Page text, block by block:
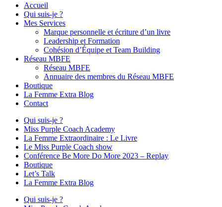
Accueil
Qui suis-je ?
Mes Services
Marque personnelle et écriture d’un livre
Leadership et Formation
Cohésion d’Équipe et Team Building
Réseau MBFE
Réseau MBFE
Annuaire des membres du Réseau MBFE
Boutique
La Femme Extra Blog
Contact
Qui suis-je ?
Miss Purple Coach Academy
La Femme Extraordinaire : Le Livre
Le Miss Purple Coach show
Conférence Be More Do More 2023 – Replay
Boutique
Let’s Talk
La Femme Extra Blog
Qui suis-je ?